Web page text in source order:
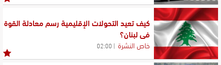
كيف تعيد التحولات الإقليمية رسم معادلة القوة
في لبنان؟
خاص النشرة 02:00